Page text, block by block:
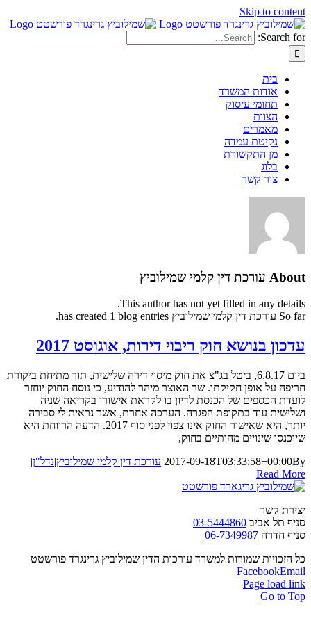
Skip to content
Search for:
בית
אודות המשרד
תחומי עיסוק
הצוות
מאמרים
נקיטת עמדה
מן התקשורת
בלוג
צור קשר
About עורכת דין קלמי שמילוביץ
This author has not yet filled in any details.
So far עורכת דין קלמי שמילוביץ has created 1 blog entries.
עדכון בנושא חוק ריבוי דירות, אוגוסט 2017
ביום 6.8.17, ביטל בג"צ את חוק מיסוי דירה שלישית, תוך מתיחת ביקורת
חריפה על אופן חקיקתו. שר האוצר מיהר להודיע, כי נוסח החוק יוחזר
לועדת הכספים של הכנסת לדיון בו לקראת אישורו בקריאה שניה
ושלישית עוד בתקופת הפגרה. הערכה אחרת, אשר נראית לי סבירה
יותר, היא שאישור החוק אינו צפוי לפני סוף 2017. הדעה הרווחת היא
שיוכנסו שינויים מהותיים בחוק,
2017-09-18T03:33:58+00:00By עורכת דין קלמי שמילוביץ|נדל"ן|
Read More
יצירת קשר
סניף תל אביב 03-5444860
סניף חדרה 06-7349987
כל הזכויות שמורות למשרד עורכות הדין שמילוביץ גרינגרד פורשטט
FacebookEmail
Page load link
Go to Top